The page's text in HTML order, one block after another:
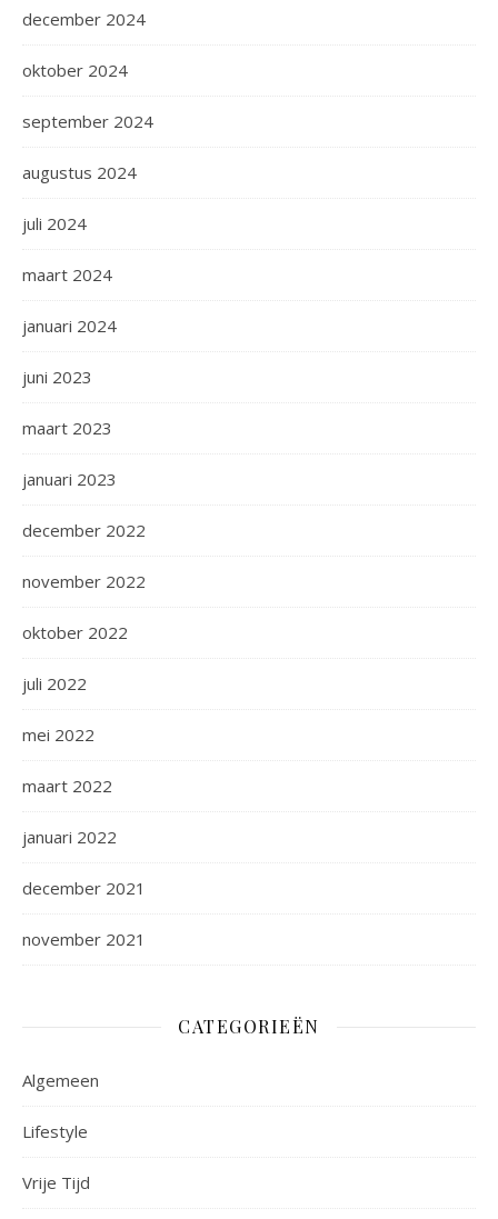
december 2024
oktober 2024
september 2024
augustus 2024
juli 2024
maart 2024
januari 2024
juni 2023
maart 2023
januari 2023
december 2022
november 2022
oktober 2022
juli 2022
mei 2022
maart 2022
januari 2022
december 2021
november 2021
CATEGORIEËN
Algemeen
Lifestyle
Vrije Tijd